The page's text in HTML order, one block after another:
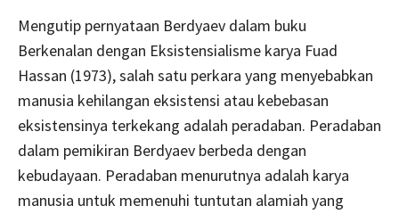
Mengutip pernyataan Berdyaev dalam buku
Berkenalan dengan Eksistensialisme karya Fuad
Hassan (1973), salah satu perkara yang menyebabkan
manusia kehilangan eksistensi atau kebebasan
eksistensinya terkekang adalah peradaban. Peradaban
dalam pemikiran Berdyaev berbeda dengan
kebudayaan. Peradaban menurutnya adalah karya
manusia untuk memenuhi tuntutan alamiah yang